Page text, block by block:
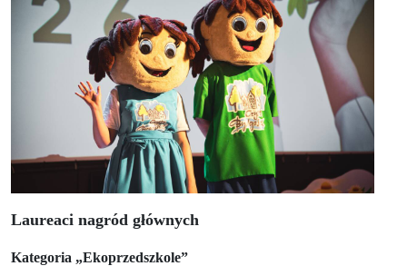
Laureaci nagród głównych
Kategoria „Ekoprzedszkole”